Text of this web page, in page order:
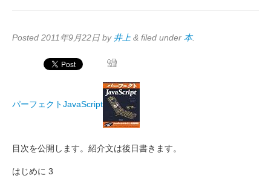
Posted 2011年9月22日 by 井上 & filed under 本.
パーフェクトJavaScript
目次を公開します。紹介文は後日書きます。
はじめに 3